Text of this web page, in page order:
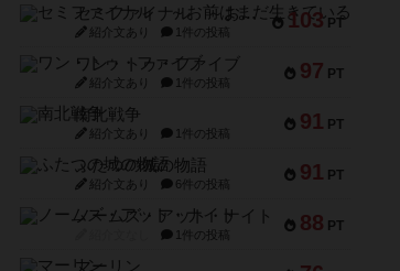
103 PT
セミファイナル ～お前はまだ生きている～
紹介文あり 1件の投稿
97 PT
ワン・トゥ・ファイブ
紹介文あり 1件の投稿
91 PT
南北戦争
紹介文あり 1件の投稿
91 PT
ふたつの城の物語
紹介文あり 6件の投稿
88 PT
ノームズ・アット・ナイト
1件の投稿
マーリン